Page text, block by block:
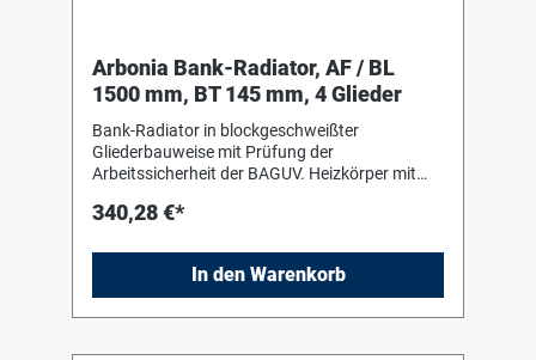
Arbonia Bank-Radiator, AF / BL
1500 mm, BT 145 mm, 4 Glieder
Bank-Radiator in blockgeschweißter
Gliederbauweise mit Prüfung der
Arbeitssicherheit der BAGUV. Heizkörper mit
DIN 55 900-2. Für liegenden Einbau mit Hilfe
Anschluss- und Blindstopfen sind werkseitig
eingedichtet, in Schrumpffolie verpackt und
soweit erforderlich mit Kantenschutz versehen.
340,28 €*
In den Warenkorb